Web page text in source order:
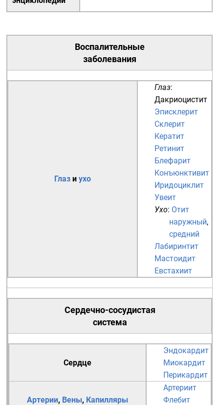
Воспалительные
заболевания
Глаз и ухо
Глаз:
Дакриоцистит
Эписклерит
Склерит
Кератит
Ретинит
Блефарит
Конъюнктивит
Иридоциклит
Увеит
Ухо: Отит
наружный,
средний
Лабиринтит
Мастоидит
Евстахиит
Сердечно-сосудистая
система
Сердце
Эндокардит
Миокардит
Перикардит
Артерии, Вены, Капилляры
Артериит
Флебит